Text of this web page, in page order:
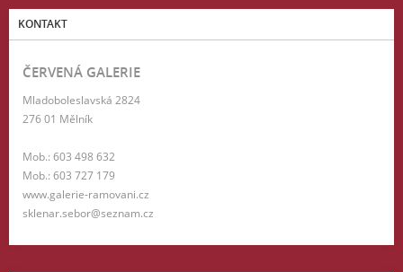
KONTAKT
ČERVENÁ GALERIE
Mladoboleslavská 2824
276 01 Mělník
Mob.: 603 498 632
Mob.: 603 727 179
www.galerie-ramovani.cz
sklenar.sebor@seznam.cz